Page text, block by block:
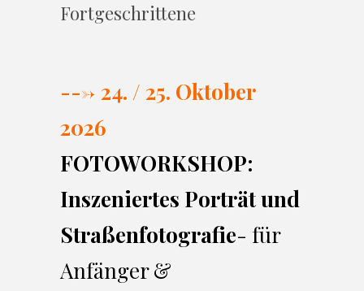
Fortgeschrittene
---> 24. / 25. Oktober
2026
FOTOWORKSHOP:
Inszeniertes Porträt und
Straßenfotografie- für
Anfänger &